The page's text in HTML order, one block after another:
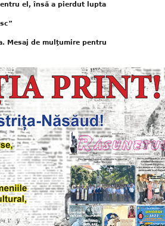
el, însă a pierdut lupta
Mesaj de mulţumire pentru